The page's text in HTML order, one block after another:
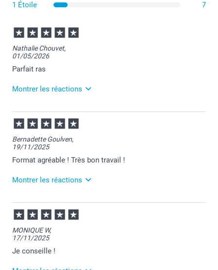
1 Étoile
7
Nathalie Chouvet,
01/05/2026
Parfait ras
Montrer les réactions
13/05/2026
08:11
Merci pour votre commande Nathalie et je suis
heureuse que votre album vous convienne.
Passez une belle journée.
Cordialement,
Florence@smartphoto
Bernadette Goulven,
19/11/2025
Format agréable ! Très bon travail !
Montrer les réactions
20/11/2025
08:59
Merci Bernadette pour ce chouette commentaire!
Je suis ravie de savoir que votre produit vous
apporte satisfaction :-)
Revenez nous voir bientôt.
MONIQUE W,
17/11/2025
Je conseille !